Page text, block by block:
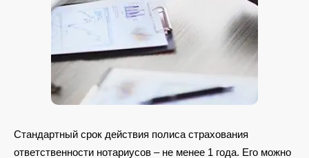
Стандартный срок действия полиса страхования
ответственности нотариусов – не менее 1 года. Его можно